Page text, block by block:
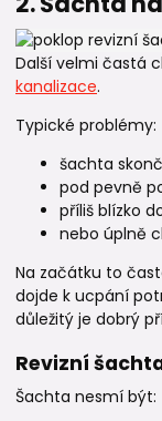
Další velmi častá
kanalizace.
Typické problémy:
šachta
pod pevně
příliš blízko
nebo úplně
Na začátku to
dojde k ucpání
důležitý je dobrý
Revizní
Šachta nesmí být: